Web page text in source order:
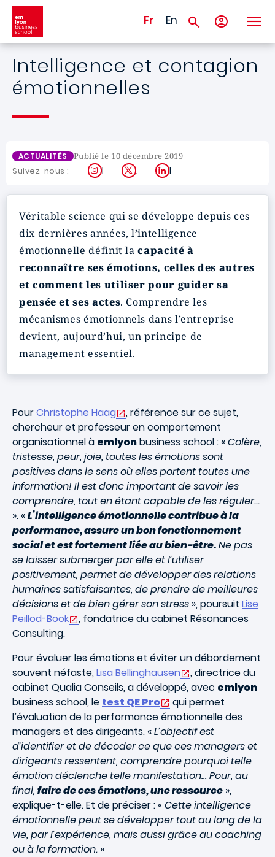
Aller au contenu principal
Fr En
Intelligence et contagion
émotionnelles
ACTUALITÉS Publié le 10 décembre 2019
Suivez-nous : Instagram
X LinkedIn
Véritable science qui se développe depuis ces
dix dernières années, l’intelligence
émotionnelle définit lacapacité à
reconnaître ses émotions, celles des autres
et comment les utiliser pour guider sa
pensée et ses actes. Comprendre les
mécanismes émotionnels dans l’entreprise
devient, aujourd’hui, un principe de
management essentiel.
PourChristophe Haag
, référence sur ce sujet,
chercheur et professeur en comportement
organisationnel à emlyonbusiness school : «Colère,
tristesse, peur, joie, toutes les émotions sont
positives dans le sens où elles portent toutes une
information! Il est donc important de savoir les
comprendre, tout en étant capable de les réguler...
». «L’intelligence émotionnelle contribue à la
performance, assure un bon fonctionnement
social et est fortement liée au bien-être.Ne pas
se laisser submerger par elle et l’utiliser
positivement, permet de développer des relations
humaines satisfaisantes, de prendre de meilleures
décisions et de bien gérer son stress », poursuit Lise
Peillod-Book
, fondatrice du cabinet Résonances
Consulting.
Pour évaluer les émotions et éviter un débordement
souvent néfaste,Lisa Bellinghausen
, directrice du
cabinet Qualia Conseils, a développé, avec emlyon
business school, le test QE Pro
qui permet
l’évaluation de la performance émotionnelle des
managers et des dirigeants. «L’objectif est
d’identifier et de décoder ce que ces managers et
dirigeants ressentent, comprendre pourquoi telle
émotion déclenche telle manifestation… Pour, au
final, faire de ces émotions, une ressource »,
explique-t-elle. Et de préciser : «Cette intelligence
émotionnelle peut se développer tout au long de la
vie, par l’expérience, mais aussi grâce au coaching
ou à la formation. »